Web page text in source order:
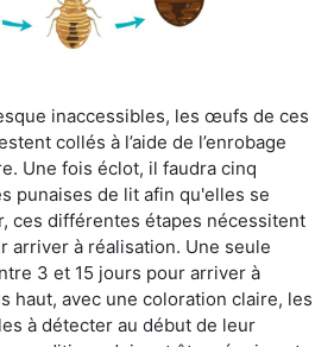
inaccessibles, les œufs de ces
collés à l’aide de l’enrobage
Une fois éclot, il faudra cinq
punaises de lit afin qu'elles se
ces différentes étapes nécessitent
arriver à réalisation. Une seule
3 et 15 jours pour arriver à
haut, avec une coloration claire, les
à détecter au début de leur